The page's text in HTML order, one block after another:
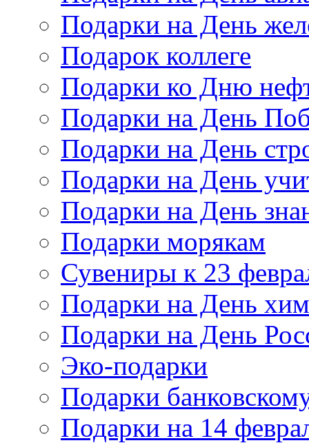
Подарки на День
Подарок коллеге
Подарки ко Дню
Подарки на День
Подарки на День
Подарки на День
Подарки на День
Подарки морякам
Сувениры к 23
Подарки на День
Подарки на День
Эко-подарки
Подарки
Подарки на 14